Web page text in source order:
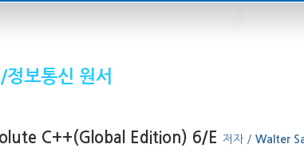
정보통신 원서
C++(Global Edition) 6/E 저자 / Walter